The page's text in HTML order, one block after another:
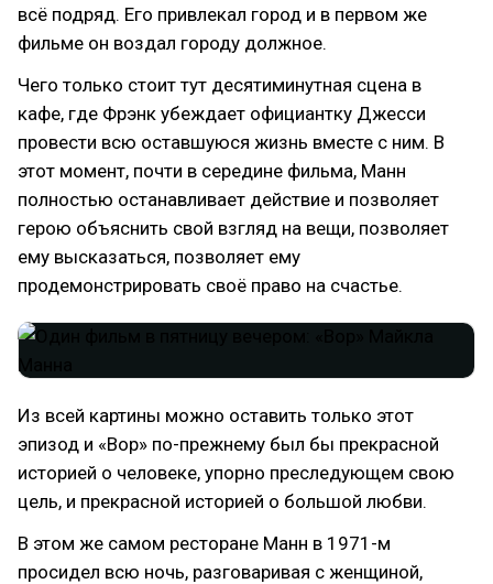
всё подряд. Его привлекал город и в первом же
фильме он воздал городу должное.
Чего только стоит тут десятиминутная сцена в
кафе, где Фрэнк убеждает официантку Джесси
провести всю оставшуюся жизнь вместе с ним. В
этот момент, почти в середине фильма, Манн
полностью останавливает действие и позволяет
герою объяснить свой взгляд на вещи, позволяет
ему высказаться, позволяет ему
продемонстрировать своё право на счастье.
Из всей картины можно оставить только этот
эпизод и «Вор» по-прежнему был бы прекрасной
историей о человеке, упорно преследующем свою
цель, и прекрасной историей о большой любви.
В этом же самом ресторане Манн в 1971-м
просидел всю ночь, разговаривая с женщиной,